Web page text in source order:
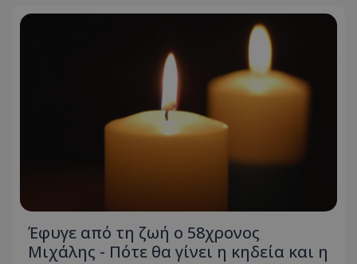
Έφυγε από τη ζωή ο 58χρονος
Μιχάλης - Πότε θα γίνει η κηδεία και η